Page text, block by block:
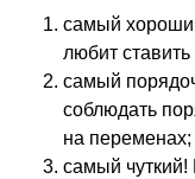
самый
любит
самый
соблюдать
на переменах;
самый чуткий!